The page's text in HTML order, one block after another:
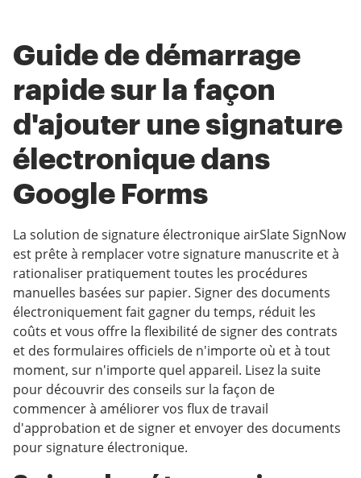
Guide de démarrage
rapide sur la façon
d'ajouter une signature
électronique dans
Google Forms
La solution de signature électronique airSlate SignNow
est prête à remplacer votre signature manuscrite et à
rationaliser pratiquement toutes les procédures
manuelles basées sur papier. Signer des documents
électroniquement fait gagner du temps, réduit les
coûts et vous offre la flexibilité de signer des contrats
et des formulaires officiels de n'importe où et à tout
moment, sur n'importe quel appareil. Lisez la suite
pour découvrir des conseils sur la façon de
commencer à améliorer vos flux de travail
d'approbation et de signer et envoyer des documents
pour signature électronique.